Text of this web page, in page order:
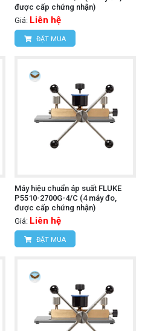
được cấp chứng nhận)
Giá: Liên hệ
ĐẶT MUA
Máy hiệu chuẩn áp suất FLUKE
P5510-2700G-4/C (4 máy đo,
được cấp chứng nhận)
Giá: Liên hệ
ĐẶT MUA